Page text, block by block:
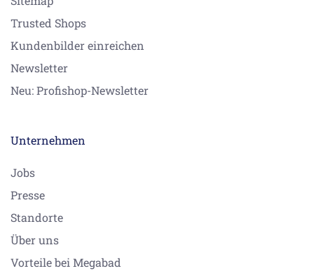
Trusted Shops
Kundenbilder einreichen
Newsletter
Neu: Profishop-Newsletter
Unternehmen
Jobs
Presse
Standorte
Über uns
Vorteile bei Megabad